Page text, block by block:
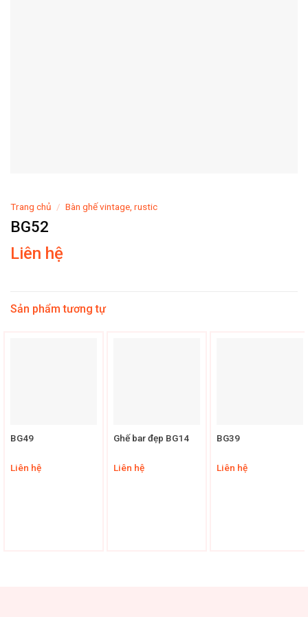
Trang chủ / Bàn ghế vintage, rustic
BG52
Liên hệ
Sản phẩm tương tự
BG49
Liên hệ
Ghế bar đẹp BG14
Liên hệ
BG39
Liên hệ